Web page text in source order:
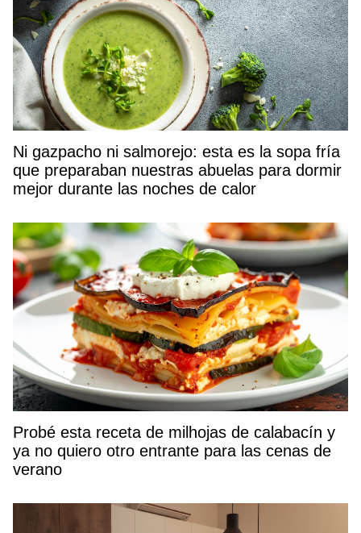
Ni gazpacho ni salmorejo: esta es la sopa fría
que preparaban nuestras abuelas para dormir
mejor durante las noches de calor
Probé esta receta de milhojas de calabacín y
ya no quiero otro entrante para las cenas de
verano